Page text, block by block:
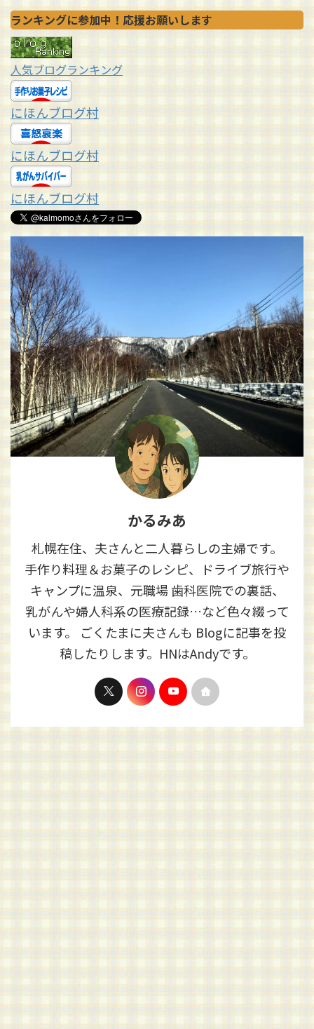
ランキングに参加中！応援お願いします
人気ブログランキング
にほんブログ村
にほんブログ村
にほんブログ村
かるみあ
札幌在住、夫さんと二人暮らしの主婦です。
手作り料理＆お菓子のレシピ、ドライブ旅行や
キャンプに温泉、元職場 歯科医院での裏話、
乳がんや婦人科系の医療記録…など色々綴って
います。 ごくたまに夫さんも Blogに記事を投
稿したりします。HNはAndyです。